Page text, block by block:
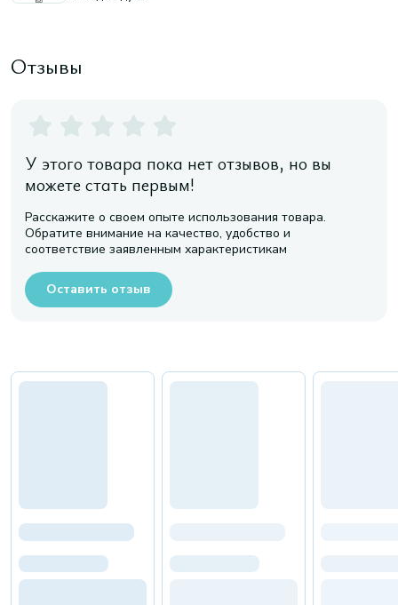
Отзывы
У этого товара пока нет отзывов, но вы
можете стать первым!
Расскажите о своем опыте использования товара.
Обратите внимание на качество, удобство и
соответствие заявленным характеристикам
Оставить отзыв